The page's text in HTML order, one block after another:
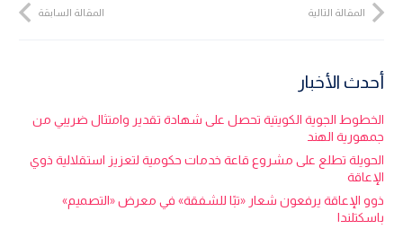
المقالة السابقة المقالة التالية
أحدث الأخبار
الخطوط الجوية الكويتية تحصل على شهادة تقدير وامتثال ضريبي من
جمهورية الهند
الحويلة تطلع على مشروع قاعة خدمات حكومية لتعزيز استقلالية ذوي
الإعاقة
ذوو الإعاقة يرفعون شعار «تبًا للشفقة» في معرض «التصميم»
باسكتلندا